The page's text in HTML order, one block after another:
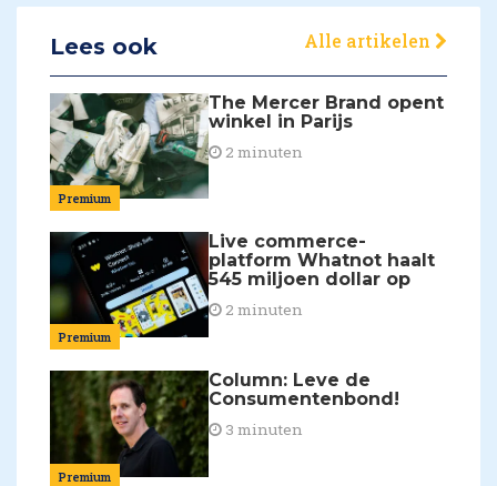
Lees ook Alle artikelen
Premium
The Mercer Brand opent
winkel in Parijs
2 minuten
Premium
Live commerce-
platform Whatnot haalt
545 miljoen dollar op
2 minuten
Premium
Column: Leve de
Consumentenbond!
3 minuten